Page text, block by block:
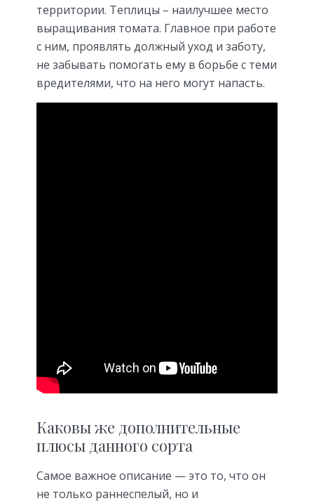
территории. Теплицы – наилучшее место
выращивания томата. Главное при работе
с ним, проявлять должный уход и заботу,
не забывать помогать ему в борьбе с теми
вредителями, что на него могут напасть.
Каковы же дополнительные
плюсы данного сорта
Самое важное описание — это то, что он
не только раннеспелый, но и